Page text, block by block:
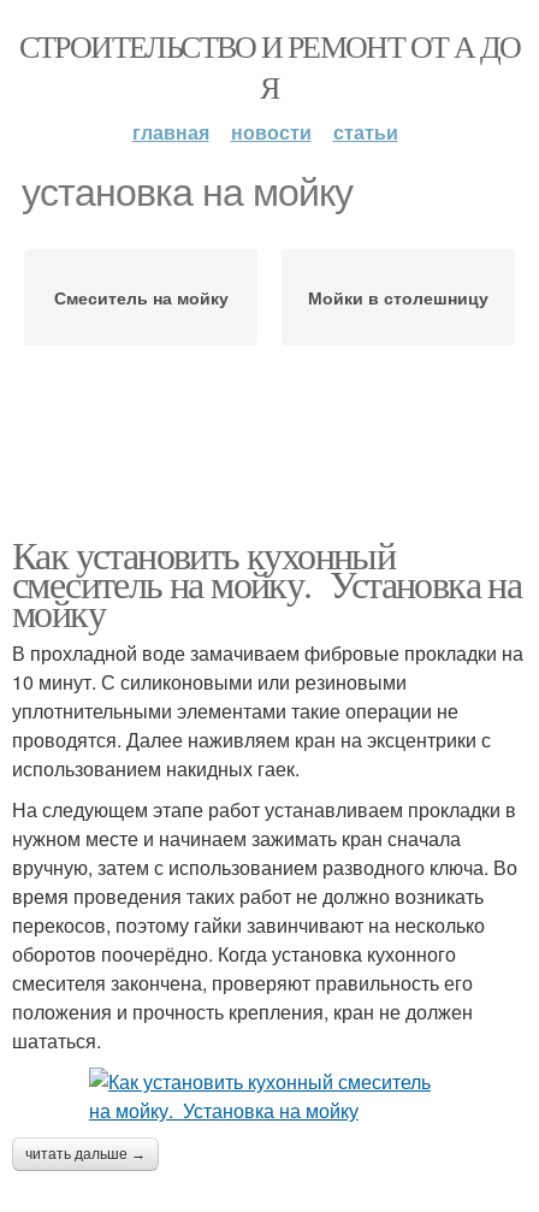
СТРОИТЕЛЬСТВО И РЕМОНТ ОТ А ДО
Я
главная новости статьи
установка на мойку
Смеситель на мойку Мойки в столешницу
Как установить кухонный
смеситель на мойку. Установка на
мойку
В прохладной воде замачиваем фибровые прокладки на
10 минут. С силиконовыми или резиновыми
уплотнительными элементами такие операции не
проводятся. Далее наживляем кран на эксцентрики с
использованием накидных гаек.
На следующем этапе работ устанавливаем прокладки в
нужном месте и начинаем зажимать кран сначала
вручную, затем с использованием разводного ключа. Во
время проведения таких работ не должно возникать
перекосов, поэтому гайки завинчивают на несколько
оборотов поочерёдно. Когда установка кухонного
смесителя закончена, проверяют правильность его
положения и прочность крепления, кран не должен
шататься.
читать дальше →